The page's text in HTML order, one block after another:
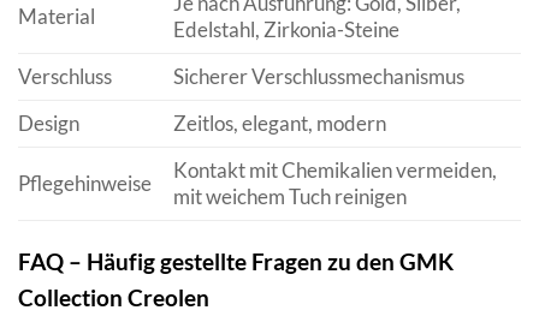
Material
Edelstahl, Zirkonia-Steine
Verschluss
Sicherer Verschlussmechanismus
Design
Zeitlos, elegant, modern
Pflegehinweise
Kontakt mit Chemikalien vermeiden,
mit weichem Tuch reinigen
FAQ – Häufig gestellte Fragen zu den GMK
Collection Creolen